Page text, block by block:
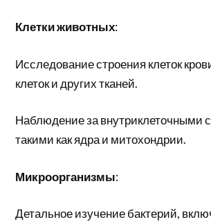
Клетки животных:
Исследование строения клеток
клеток и других тканей.
Наблюдение за внутриклеточными
такими как ядра и митохондрии.
Микроорганизмы:
Детальное изучение бактерий,